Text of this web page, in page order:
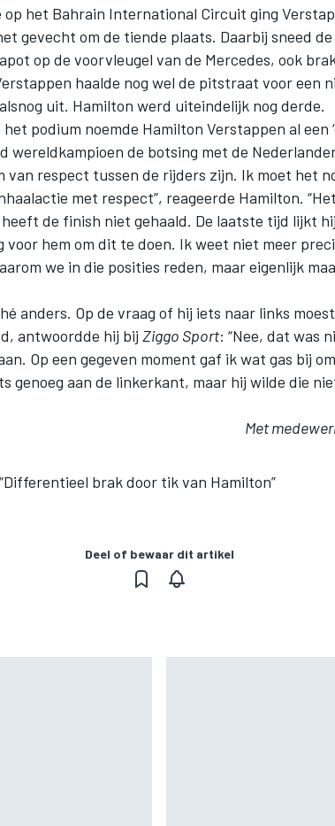
op het Bahrain International Circuit ging
gevecht om de tiende plaats. Daarbij sneed
op de voorvleugel van de Mercedes, ook
haalde nog wel de pitstraat voor een
uit. Hamilton werd uiteindelijk nog derde.
podium noemde Hamilton Verstappen al een
wereldkampioen de botsing met de Nederlander
van respect tussen de rijders zijn. Ik moet het
met respect”, reageerde Hamilton.
de finish niet gehaald. De laatste tijd lijkt
voor hem om dit te doen. Ik weet niet meer
we in die posities reden, maar eigenlijk
anders. Op de vraag of hij iets naar links
antwoordde hij bij Ziggo Sport: “Nee, dat was
Op een gegeven moment gaf ik wat gas bij
genoeg aan de linkerkant, maar hij wilde die
Met
brak door tik van Hamilton”
Deel of bewaar dit artikel